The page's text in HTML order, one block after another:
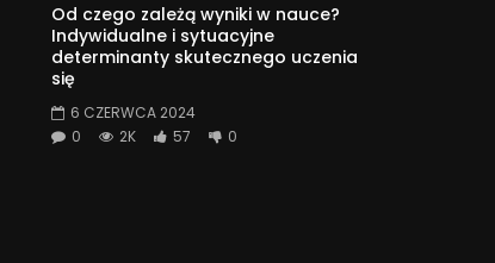
Od czego zależą wyniki w nauce?
Indywidualne i sytuacyjne
determinanty skutecznego uczenia
się
6 CZERWCA 2024
0
2K 57 0